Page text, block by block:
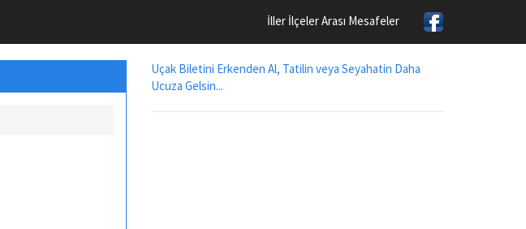
İller İlçeler Arası Mesafeler
Uçak Biletini Erkenden Al, Tatilin veya Seyahatin Daha
Ucuza Gelsin...